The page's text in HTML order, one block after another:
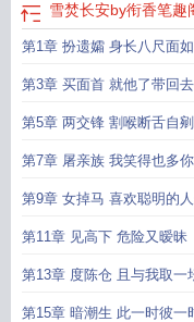
雪焚长安by衔香笔趣
第1章 扮遗孀 身长八尺面
比潘安
第3章 买面首 就他了带回去
第5章 两交锋 割喉断舌自
尽十指
第7章 屠亲族 我笑得也多
相与么
第9章 女掉马 喜欢聪明的
太聪明的
第11章 见高下 危险又暧昧
第13章 度陈仓 且与我取一
两坛
第15章 暗潮生 此一时彼一